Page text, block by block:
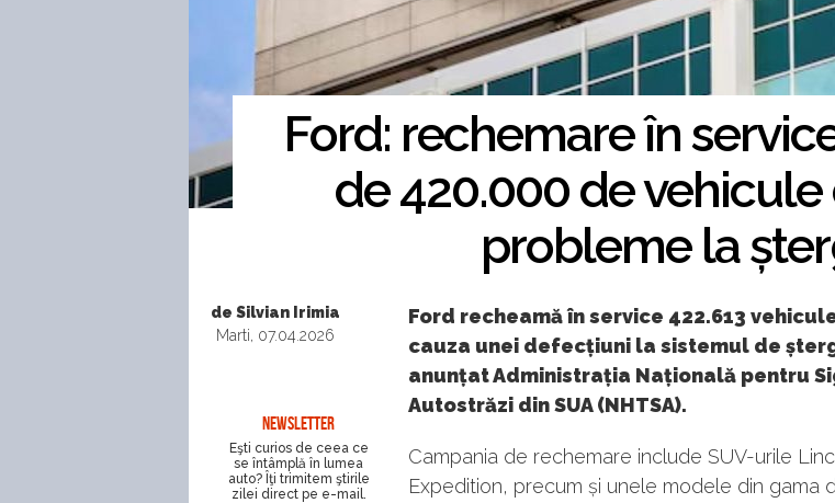
Ford: rechemare în
de 420.000 de
probleme la
de Silvian Irimia
Marti, 07.04.2026
NEWSLETTER
Eşti curios de ceea ce
se întâmplă în lumea
auto? Îţi trimitem ştirile
zilei direct pe e-mail.
Ford recheamă în service 422.613
cauza unei defecțiuni la sistemul de
anunțat Administrația Națională pentru
Autostrăzi din SUA (NHTSA).
Campania de rechemare include SUV-urile
Expedition, precum și unele modele din gama